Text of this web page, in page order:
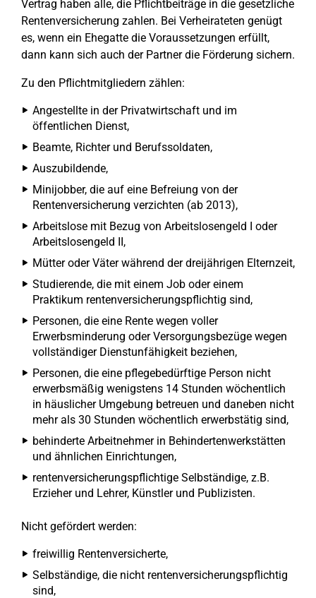
Vertrag haben alle, die Pflichtbeiträge in die gesetzliche
Rentenversicherung zahlen. Bei Verheirateten genügt
es, wenn ein Ehegatte die Voraussetzungen erfüllt,
dann kann sich auch der Partner die Förderung sichern.
Zu den Pflichtmitgliedern zählen:
Angestellte in der Privatwirtschaft und im
öffentlichen Dienst,
Beamte, Richter und Berufssoldaten,
Auszubildende,
Minijobber, die auf eine Befreiung von der
Rentenversicherung verzichten (ab 2013),
Arbeitslose mit Bezug von Arbeitslosengeld I oder
Arbeitslosengeld II,
Mütter oder Väter während der dreijährigen Elternzeit,
Studierende, die mit einem Job oder einem
Praktikum rentenversicherungspflichtig sind,
Personen, die eine Rente wegen voller
Erwerbsminderung oder Versorgungsbezüge wegen
vollständiger Dienstunfähigkeit beziehen,
Personen, die eine pflegebedürftige Person nicht
erwerbsmäßig wenigstens 14 Stunden wöchentlich
in häuslicher Umgebung betreuen und daneben nicht
mehr als 30 Stunden wöchentlich erwerbstätig sind,
behinderte Arbeitnehmer in Behindertenwerkstätten
und ähnlichen Einrichtungen,
rentenversicherungspflichtige Selbständige, z.B.
Erzieher und Lehrer, Künstler und Publizisten.
Nicht gefördert werden:
freiwillig Rentenversicherte,
Selbständige, die nicht rentenversicherungspflichtig
sind,